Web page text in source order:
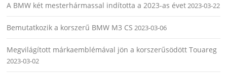
A BMW két mesterhármassal indította a 2023-as évet 2023-03-22
Bemutatkozik a korszerű BMW M3 CS 2023-03-06
Megvilágított márkaemblémával jön a korszerűsödött Touareg
2023-03-02